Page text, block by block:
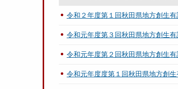
令和２年度第１回秋田県地方創生
令和元年度第３回秋田県地方創生
令和元年度第２回秋田県地方創生
令和元年度度第１回秋田県地方創